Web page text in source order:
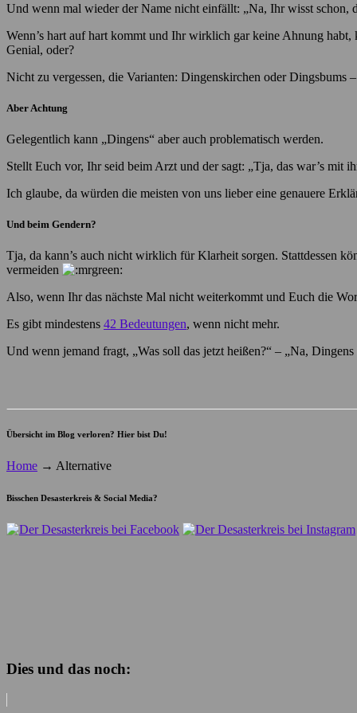
Und wenn mal wieder der Name nicht einfällt: „Na, Ihr wisst schon,
Wenn’s hart auf hart kommt und Ihr wirklich gar keine Ahnung
Genial, oder?
Nicht zu vergessen, die Varianten: Dingenskirchen oder
Aber Achtung
Gelegentlich kann „Dingens“ aber auch problematisch werden.
Stellt Euch vor, Ihr seid beim Arzt und der sagt: „Tja, das war’s mit
Ich glaube, da würden die meisten von uns lieber eine genauere
Und beim Gendern?
Tja, da kann’s auch nicht wirklich für Klarheit sorgen. Stattdessen
vermeiden
Also, wenn Ihr das nächste Mal nicht weiterkommt und Euch die
Es gibt mindestens 42 Bedeutungen, wenn nicht mehr.
Und wenn jemand fragt, „Was soll das jetzt heißen?“ – „Na, Dingens
Übersicht im Blog verloren? Hier bist Du!
Home → Alternative
Bisschen Desasterkreis & Social Media?
Dies und das noch: